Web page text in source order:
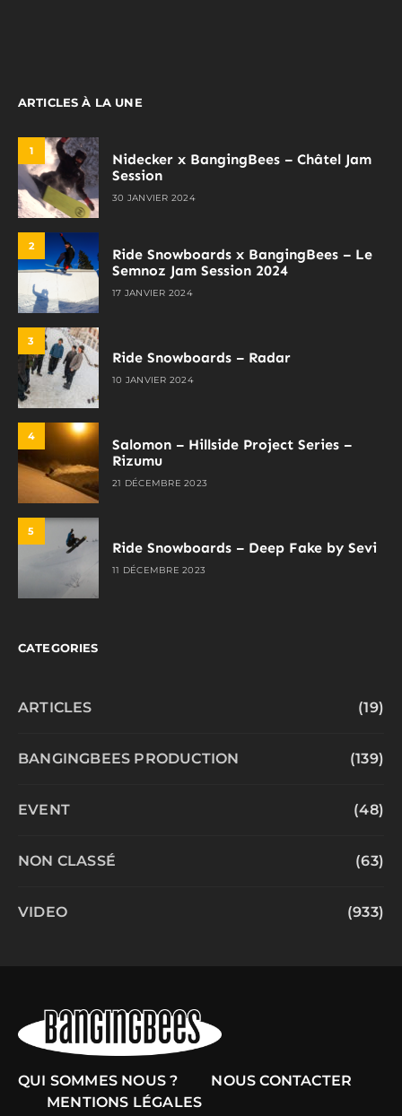
ARTICLES À LA UNE
1
Nidecker x BangingBees – Châtel Jam
Session
30 JANVIER 2024
2
Ride Snowboards x BangingBees – Le
Semnoz Jam Session 2024
17 JANVIER 2024
3
Ride Snowboards – Radar
10 JANVIER 2024
4
Salomon – Hillside Project Series –
Rizumu
21 DÉCEMBRE 2023
5
Ride Snowboards – Deep Fake by Sevi
11 DÉCEMBRE 2023
CATEGORIES
ARTICLES (19)
BANGINGBEES PRODUCTION (139)
EVENT (48)
NON CLASSÉ (63)
VIDEO (933)
QUI SOMMES NOUS ?
NOUS CONTACTER
MENTIONS LÉGALES